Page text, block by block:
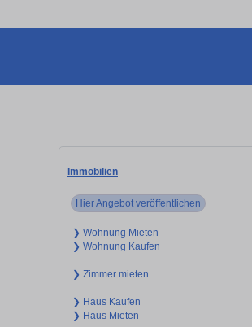
Immobilien
Hier Angebot veröffentlichen
❯ Wohnung Mieten
❯ Wohnung Kaufen
❯ Zimmer mieten
❯ Haus Kaufen
❯ Haus Mieten